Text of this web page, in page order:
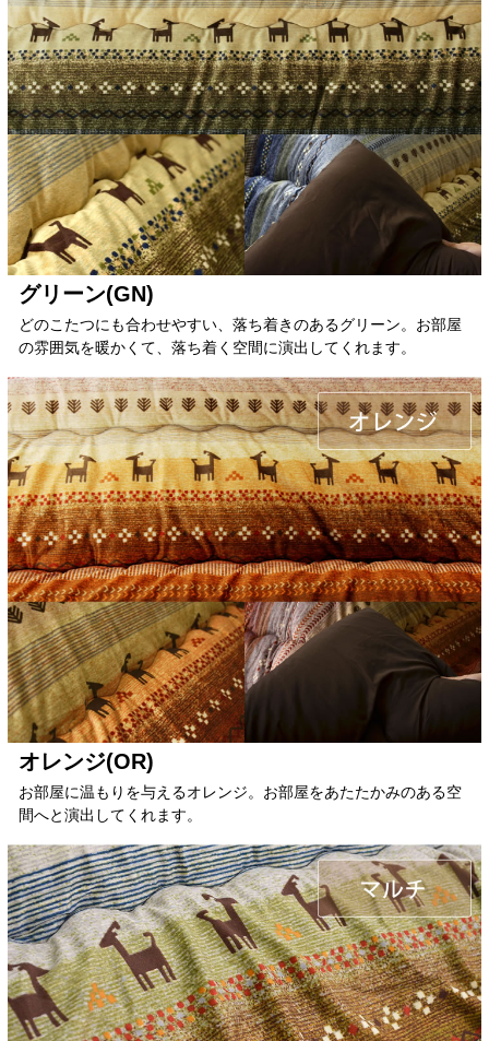
グリーン(GN)
どのこたつにも合わせやすい、落ち着きのあるグリーン。お部屋
の雰囲気を暖かくて、落ち着く空間に演出してくれます。
オレンジ(OR)
お部屋に温もりを与えるオレンジ。お部屋をあたたかみのある空
間へと演出してくれます。